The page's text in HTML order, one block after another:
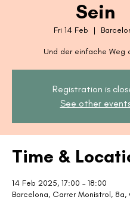
Sein
Fri 14 Feb
  |
Und der einfache Weg
Registration is
See other
Time &
14 Feb 2025, 17:00 – 18:00
Barcelona, Carrer Monistrol, 8a,